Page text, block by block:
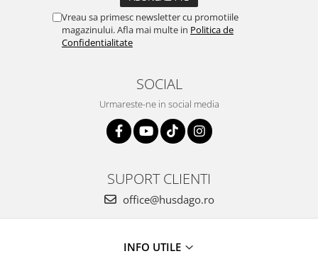
Vreau sa primesc newsletter cu promotiile
magazinului. Afla mai multe in Politica de
Confidentialitate
SOCIAL
Urmareste-ne in social media
SUPORT CLIENTI
office@husdago.ro
INFO UTILE